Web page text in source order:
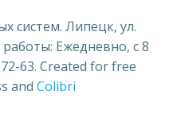
систем. Липецк, ул.
Ежедневно, с 8
63. Created for free
and Colibri